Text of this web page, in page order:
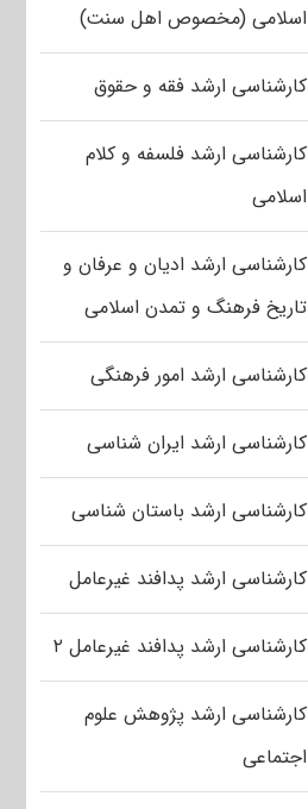
اسلامی (مخصوص اهل سنت)
کارشناسی ارشد فقه و حقوق
کارشناسی ارشد فلسفه و کلام
اسلامی
کارشناسی ارشد ادیان و عرفان و
تاریخ فرهنگ و تمدن اسلامی
کارشناسی ارشد امور فرهنگی
کارشناسی ارشد ایران شناسی
کارشناسی ارشد باستان شناسی
کارشناسی ارشد پدافند غیرعامل
کارشناسی ارشد پدافند غیرعامل ۲
کارشناسی ارشد پژوهش علوم
اجتماعی